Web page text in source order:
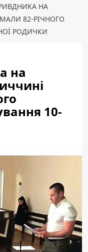
НА
82-РІЧНОГО
РОДИЧКИ
на
10-